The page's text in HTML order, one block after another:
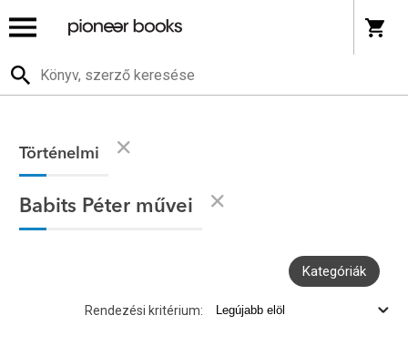
Történelmi
Babits Péter művei
Kategóriák
Rendezési kritérium: